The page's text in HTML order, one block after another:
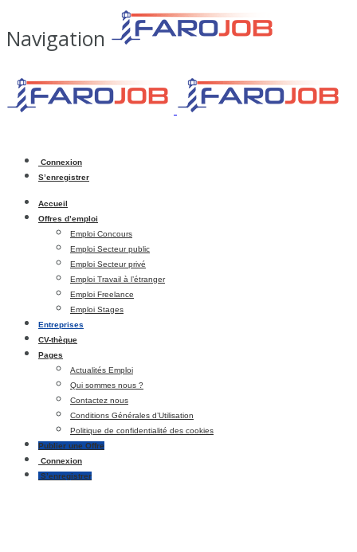
Navigation
Connexion
S’enregistrer
Accueil
Offres d’emploi
Emploi Concours
Emploi Secteur public
Emploi Secteur privé
Emploi Travail à l’étranger
Emploi Freelance
Emploi Stages
Entreprises
CV-thèque
Pages
Actualités Emploi
Qui sommes nous ?
Contactez nous
Conditions Générales d’Utilisation
Politique de confidentialité des cookies
Publier une Offre
Connexion
S’enregistrer